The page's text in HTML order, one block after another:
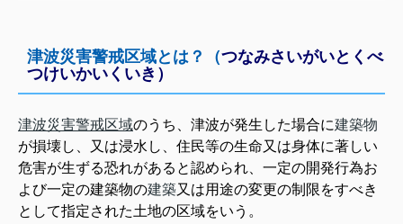
津波災害警戒区域とは？（つなみさいがいとくべ
つけいかいくいき）
津波災害警戒区域のうち、津波が発生した場合に建築物
が損壊し、又は浸水し、住民等の生命又は身体に著しい
危害が生ずる恐れがあると認められ、一定の開発行為お
よび一定の建築物の建築又は用途の変更の制限をすべき
として指定された土地の区域をいう。